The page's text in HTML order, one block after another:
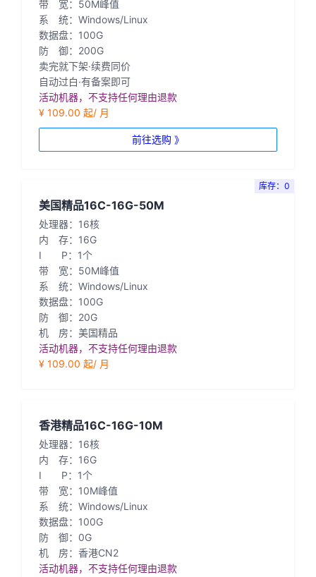
带 宽：50M峰值
系 统：Windows/Linux
数据盘：100G
防 御：200G
卖完就下架·续费同价
自动过白·有备案即可
活动机器，不支持任何理由退款
¥ 109.00 起/ 月
前往选购 》
库存：0
美国精品16C-16G-50M
处理器：16核
内 存：16G
I P：1个
带 宽：50M峰值
系 统：Windows/Linux
数据盘：100G
防 御：20G
机 房：美国精品
活动机器，不支持任何理由退款
¥ 109.00 起/ 月
香港精品16C-16G-10M
处理器：16核
内 存：16G
I P：1个
带 宽：10M峰值
系 统：Windows/Linux
数据盘：100G
防 御：0G
机 房：香港CN2
活动机器，不支持任何理由退款